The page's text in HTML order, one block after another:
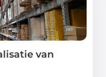
van